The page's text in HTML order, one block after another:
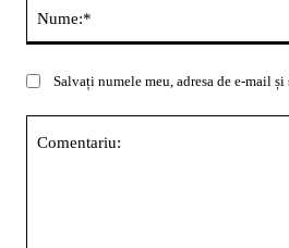
Salvați numele meu, adresa de e-mail